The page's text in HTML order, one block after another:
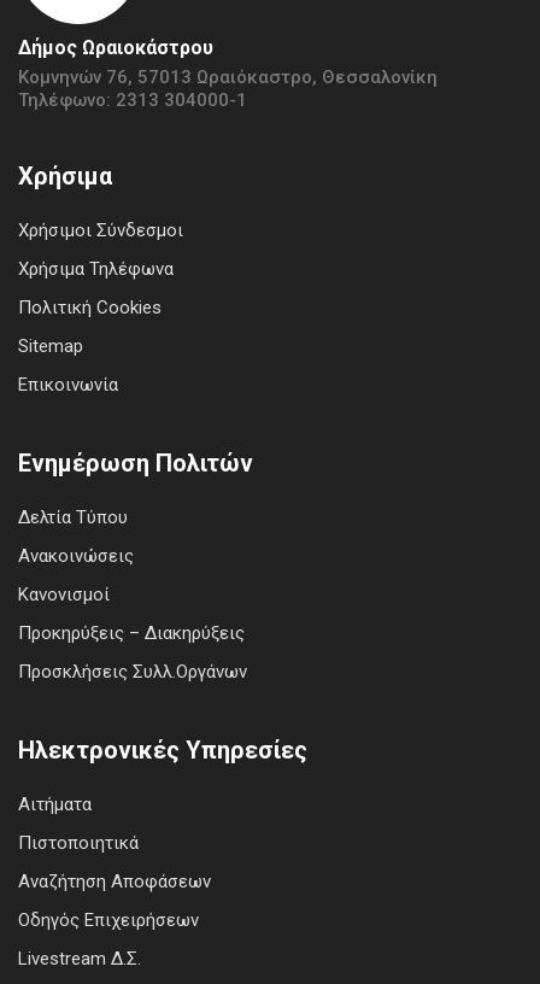
Δήμος Ωραιοκάστρου
Κομνηνών 76, 57013 Ωραιόκαστρο, Θεσσαλονίκη
Τηλέφωνο: 2313 304000-1
Χρήσιμα
Χρήσιμοι Σύνδεσμοι
Χρήσιμα Τηλέφωνα
Πολιτική Cookies
Sitemap
Επικοινωνία
Ενημέρωση Πολιτών
Δελτία Τύπου
Ανακοινώσεις
Κανονισμοί
Προκηρύξεις – Διακηρύξεις
Προσκλήσεις Συλλ.Οργάνων
Ηλεκτρονικές Υπηρεσίες
Αιτήματα
Πιστοποιητικά
Αναζήτηση Αποφάσεων
Οδηγός Επιχειρήσεων
Livestream Δ.Σ.